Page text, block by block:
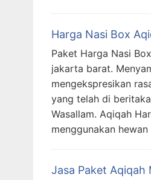
Harga Nasi Box
Paket Harga Nasi
jakarta barat.
mengekspresikan
yang telah di
Wasallam. Aqiqah
menggunakan
Jasa Paket